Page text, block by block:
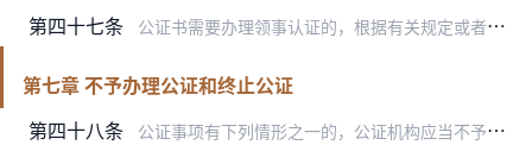
第四十七条 公证书需要办理领事认证的，根据有关规定或者当事人的委托，公证机构可以代为办理公证书认证，所需费用由当事人支付。
第七章 不予办理公证和终止公证
第四十八条
公证事项有下列情形之一的，公证机构应当不予办理公证：